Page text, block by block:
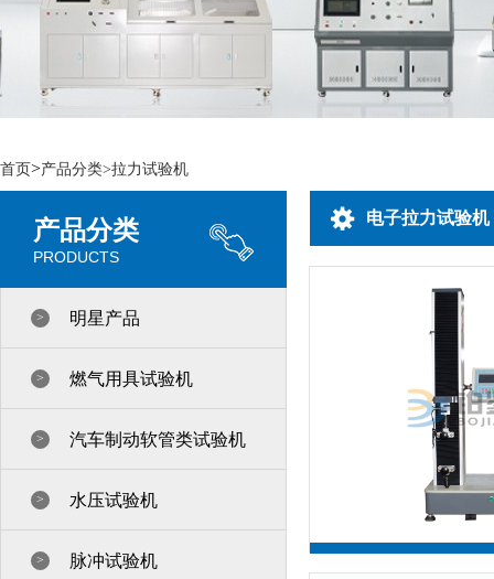
首页>产品分类>拉力试验机
产品分类
PRODUCTS
> 明星产品
> 燃气用具试验机
> 汽车制动软管类试验机
> 水压试验机
> 脉冲试验机
电子拉力试验机